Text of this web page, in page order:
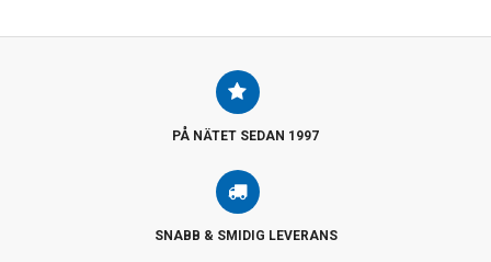
PÅ NÄTET SEDAN 1997
SNABB & SMIDIG LEVERANS